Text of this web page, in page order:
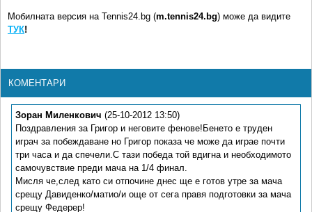
Мобилната версия на Tennis24.bg (m.tennis24.bg) може да видите
ТУК!
КОМЕНТАРИ
Зоран Миленкович (25-10-2012 13:50)
Поздравления за Григор и неговите фенове!Бенето е труден
играч за побеждаване но Григор показа че може да играе почти
три часа и да спечели.С тази победа той вдигна и необходимото
самочувствие преди мача на 1/4 финал.
Мисля че,след като си отпочине днес ще е готов утре за мача
срещу Давиденко/матио/и още от сега правя подготовки за мача
срещу Федерер!